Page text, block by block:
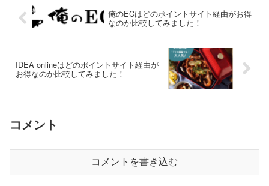
俺のECはどのポイントサイト経由がお得
なのか比較してみました！
IDEA onlineはどのポイントサイト経由が
お得なのか比較してみました！
コメント
コメントを書き込む